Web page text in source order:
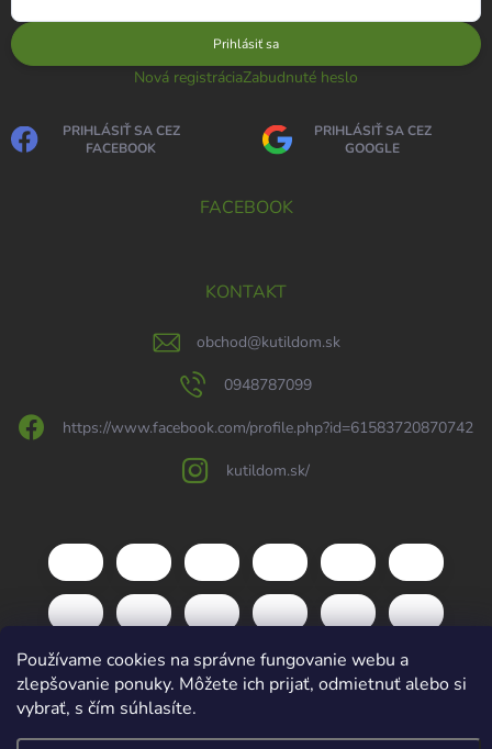
Používame cookies na správne fungovanie webu a
zlepšovanie ponuky. Môžete ich prijať, odmietnuť alebo si
vybrať, s čím súhlasíte.
Prihlásiť sa
Nová registráciaZabudnuté heslo
PRIHLÁSIŤ SA CEZ
FACEBOOK
PRIHLÁSIŤ SA CEZ
GOOGLE
FACEBOOK
KONTAKT
obchod@kutildom.sk
0948787099
https://www.facebook.com/profile.php?id=61583720870742
kutildom.sk/
Copyright 2026kutildom.sk. Všetky práva vyhradené.Upraviť nastavenie